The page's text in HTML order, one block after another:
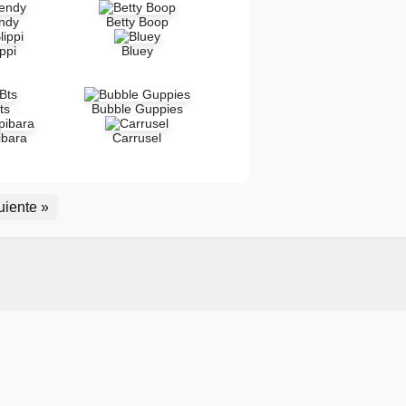
Betty Boop
Bluey
Bubble Guppies
Carrusel
»